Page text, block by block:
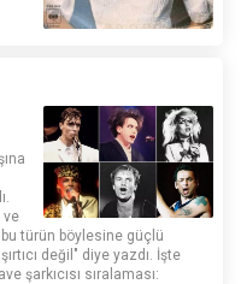
ve
bu türün böylesine güçlü
değil" diye yazdı. İşte
şarkıcısı sıralaması: